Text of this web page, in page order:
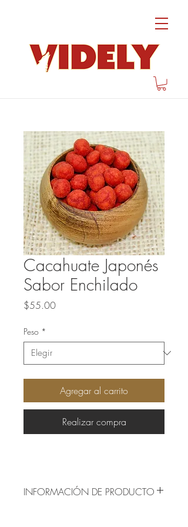
Cacahuate Japonés
Sabor Enchilado
$55.00Precio
Peso *
Agregar al carrito
Realizar compra
INFORMACIÓN DE PRODUCTO